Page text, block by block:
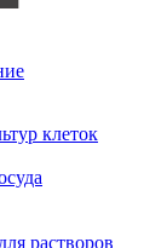
клеток
растворов